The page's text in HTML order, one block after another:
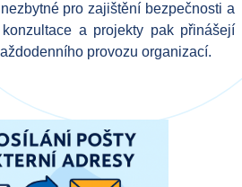
pro zajištění bezpečnosti a
a projekty pak přinášejí
provozu organizací.